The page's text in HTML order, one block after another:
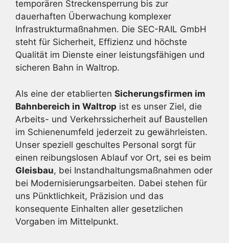
temporären Streckensperrung bis zur
dauerhaften Überwachung komplexer
Infrastrukturmaßnahmen. Die SEC-RAIL GmbH
steht für Sicherheit, Effizienz und höchste
Qualität im Dienste einer leistungsfähigen und
sicheren Bahn in Waltrop.
Als eine der etablierten Sicherungsfirmen im
Bahnbereich in Waltrop ist es unser Ziel, die
Arbeits- und Verkehrssicherheit auf Baustellen
im Schienenumfeld jederzeit zu gewährleisten.
Unser speziell geschultes Personal sorgt für
einen reibungslosen Ablauf vor Ort, sei es beim
Gleisbau, bei Instandhaltungsmaßnahmen oder
bei Modernisierungsarbeiten. Dabei stehen für
uns Pünktlichkeit, Präzision und das
konsequente Einhalten aller gesetzlichen
Vorgaben im Mittelpunkt.